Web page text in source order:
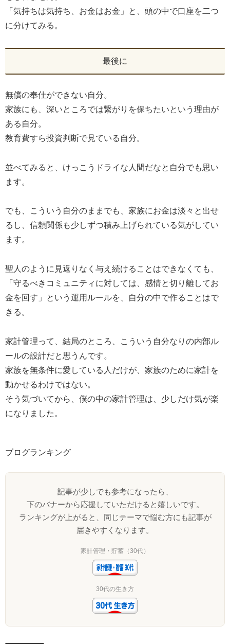
「気持ちは気持ち、お金はお金」と、頭の中で口座を二つ
に分けてみる。
最後に
無償の奉仕ができない自分。
家族にも、深いところでは繋がりを保ちたいという理由が
ある自分。
教育費すら投資判断で見ている自分。
並べてみると、けっこうドライな人間だなと自分でも思い
ます。
でも、こういう自分のままでも、家族にお金は淡々と出せ
るし、信頼関係も少しずつ積み上げられている気がしてい
ます。
聖人のように見返りなく与え続けることはできなくても、
「守るべきコミュニティに対しては、感情と切り離してお
金を回す」という運用ルールを、自分の中で作ることはで
きる。
家計管理って、結局のところ、こういう自分なりの内部ル
ールの設計だと思うんです。
家族を無条件に愛している人だけが、家族のために家計を
動かせるわけではない。
そう気づいてから、僕の中の家計管理は、少しだけ気が楽
になりました。
ブログランキング
記事が少しでも参考になったら、
下のバナーから応援していただけると嬉しいです。
ランキングが上がると、同じテーマで悩む方にも記事が
届きやすくなります。
家計管理・貯蓄（30代）
30代の生き方